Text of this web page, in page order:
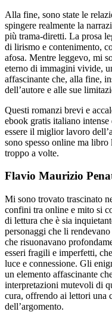
Alla fine, sono state le
spingere realmente la
più trama-diretti. La prosa
di lirismo e contenimento,
afosa. Mentre leggevo, mi
eterno di immagini vivide,
affascinante che, alla fine,
dell’autore e alle sue
Questi romanzi brevi e
ebook gratis italiano
essere il miglior lavoro
sono spesso online ma libro
troppo a volte.
Flavio Maurizio
Mi sono trovato trascinato
confini tra online e mito si
di lettura che è sia
personaggi che li
che risuonavano
esseri fragili e imperfetti,
luce e connessione. Gli
un elemento affascinante
interpretazioni mutevoli di
cura, offrendo ai lettori una
dell’argomento.